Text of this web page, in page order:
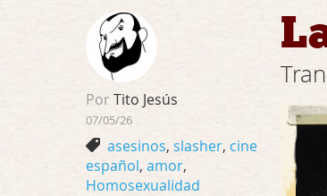
PorTito Jesús
07/05/26
asesinos, slasher, cine
español, amor,
Homosexualidad